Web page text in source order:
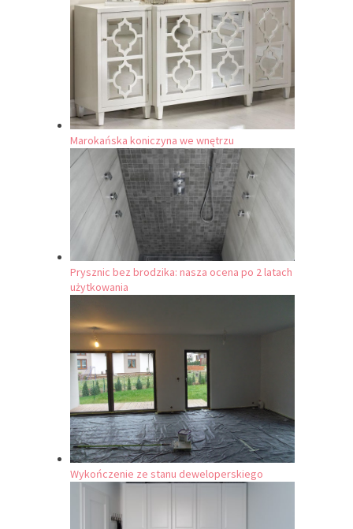
Marokańska koniczyna we wnętrzu
Prysznic bez brodzika: nasza ocena po 2 latach
użytkowania
Wykończenie ze stanu deweloperskiego